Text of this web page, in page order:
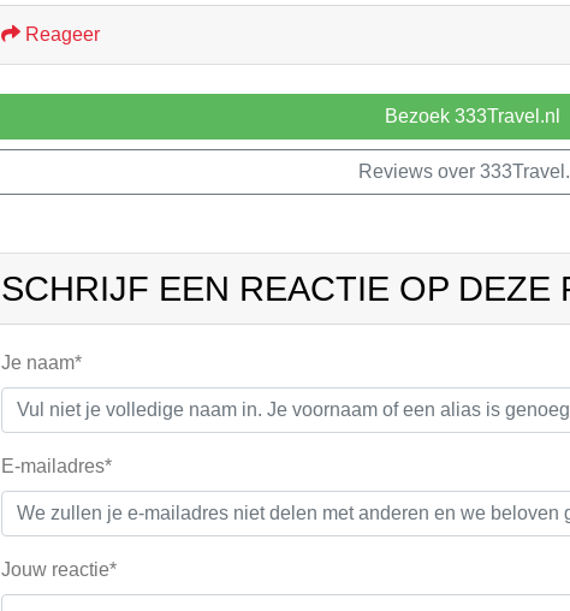
Reageer
Bezoek 333Travel.nl
Reviews over
SCHRIJF EEN REACTIE OP DEZE
Je naam*
E-mailadres*
Jouw reactie*